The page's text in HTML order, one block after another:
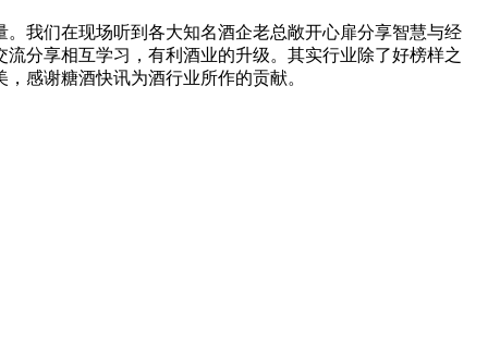
我们在现场听到各大知名酒企老总敞开心扉分享智慧与经
分享相互学习，有利酒业的升级。其实行业除了好榜样之
感谢糖酒快讯为酒行业所作的贡献。